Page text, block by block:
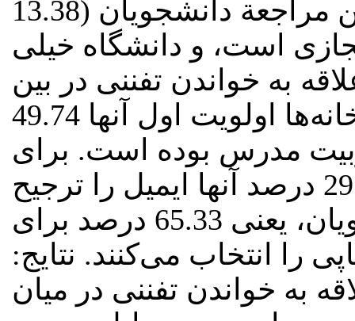
است، و دانشگاه خیلی
به خواندن تفننی در بین
مدرس ‌بوده است. برای
اطلاع‌رسانی از منابع تفننی‌‌29.17 درصد آنها ایمیل‌ را ترجیح
می‌دهند ولیکن بیشترین دانشجویان، یعنی 65.33 درصد برای
را انتخاب می‌کنند. نتایج:
به خواندن‌ تفننی در میان